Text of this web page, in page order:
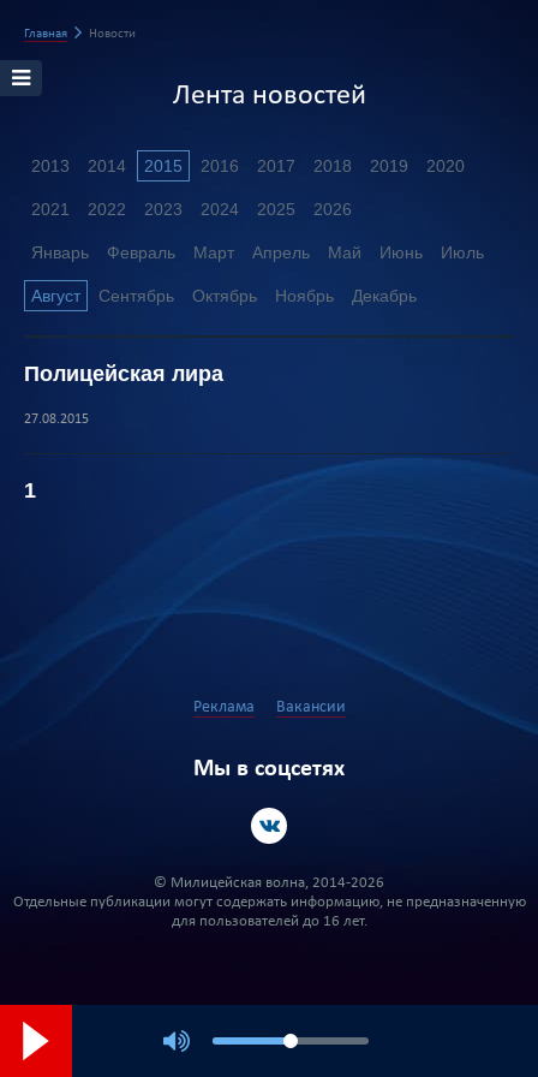
Главная Новости
Лента новостей
2013 2014 2015 2016 2017 2018 2019 2020
2021 2022 2023 2024 2025 2026
Январь Февраль Март Апрель Май Июнь Июль
Август Сентябрь Октябрь Ноябрь Декабрь
Полицейская лира
27.08.2015
1
Реклама Вакансии
Мы в соцсетях
© Милицейская волна, 2014-2026
Отдельные публикации могут содержать информацию, не предназначенную
для пользователей до 16 лет.